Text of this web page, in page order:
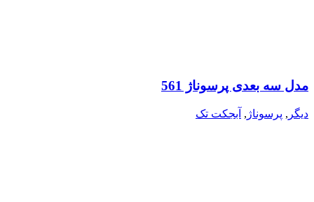
مدل سه بعدی پرسوناژ 561
دیگر , پرسوناژ , آبجکت تک